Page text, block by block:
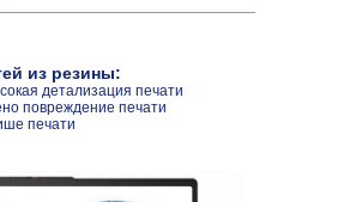
из резины:
детализация печати
повреждение печати
печати